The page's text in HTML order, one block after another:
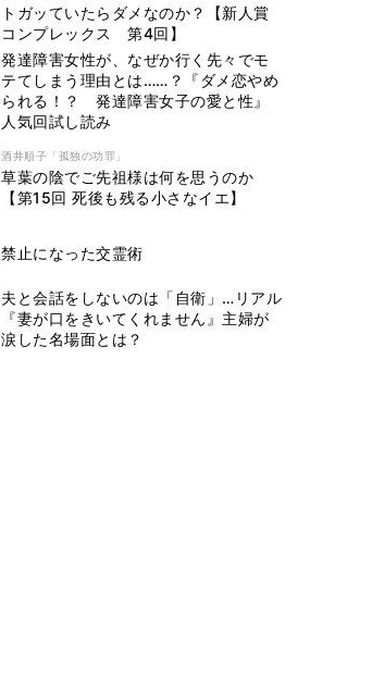
トガッていたらダメなのか？【新人賞
コンプレックス 第4回】
発達障害女性が、なぜか行く先々でモ
テてしまう理由とは……？『ダメ恋やめ
られる！？ 発達障害女子の愛と性』
人気回試し読み
酒井順子「孤独の功罪」
草葉の陰でご先祖様は何を思うのか
【第15回 死後も残る小さなイエ】
禁止になった交霊術
夫と会話をしないのは「自衛」…リアル
『妻が口をきいてくれません』主婦が
涙した名場面とは？